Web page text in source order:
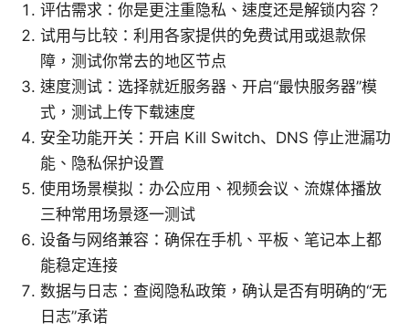
评估需求：你是更注重隐私、速度还是解锁内容？
试用与比较：利用各家提供的免费试用或退款保
障，测试你常去的地区节点
速度测试：选择就近服务器、开启“最快服务器”模
式，测试上传下载速度
安全功能开关：开启 Kill Switch、DNS 停止泄漏功
能、隐私保护设置
使用场景模拟：办公应用、视频会议、流媒体播放
三种常用场景逐一测试
设备与网络兼容：确保在手机、平板、笔记本上都
能稳定连接
数据与日志：查阅隐私政策，确认是否有明确的“无
日志”承诺